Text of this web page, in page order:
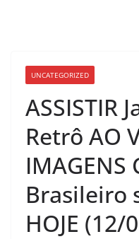
UNCATEGORIZED
ASSISTIR
Retrô AO
Brasileiro
HOJE (12/